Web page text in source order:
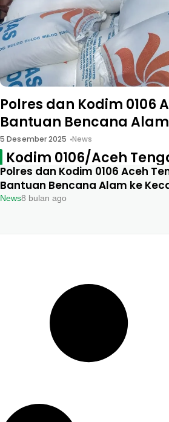
Polres dan Kodim 0106
Bantuan Bencana
5 Desember 2025 News
Kodim 0106/Aceh
Polres dan Kodim 0106 Aceh
Bantuan Bencana Alam ke
News8 bulan ago